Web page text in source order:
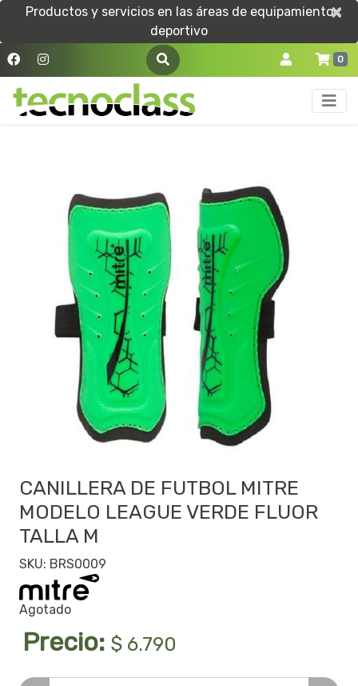
Productos y servicios en las áreas de equipamiento
deportivo
×
×
0
CANILLERA DE FUTBOL MITRE
MODELO LEAGUE VERDE FLUOR
TALLA M
SKU: BRS0009
Agotado
Precio: $ 6.790